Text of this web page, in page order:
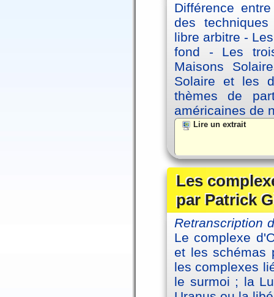
Différence
des
libre arbitre -
fond - Les
Maisons
Solaire et les
thèmes de
américaines de
Lire un extrait
Les
par Patrick
Retranscription
Le complexe
et les schémas
les complexes
le surmoi ; la